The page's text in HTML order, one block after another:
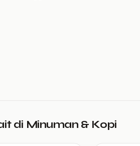
di Minuman & Kopi